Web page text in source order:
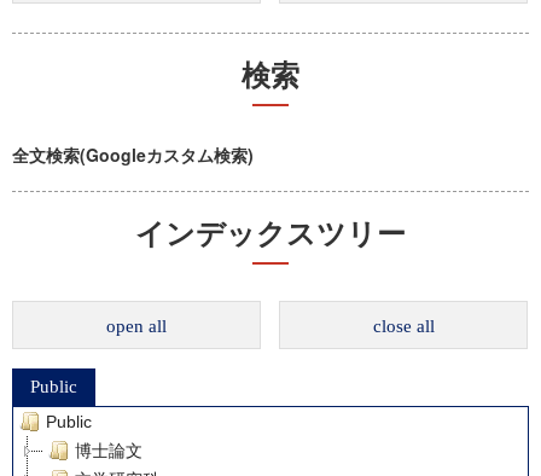
検索
全文検索(Googleカスタム検索)
インデックスツリー
open all close all
Public
Public
博士論文